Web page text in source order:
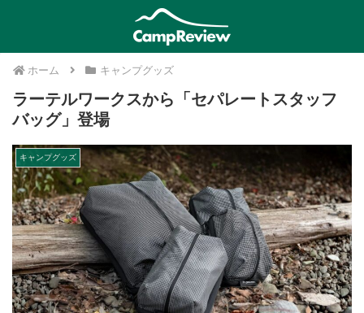
ホーム キャンプグッズ
ラーテルワークスから「セパレートスタッフ
バッグ」登場
キャンプグッズ